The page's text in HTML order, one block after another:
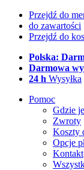
Przejdź do
do zawartości
Przejdź do
Polska:
Darmowa
24 h Wysyłka
Pomoc
Gdzie
Zwroty
Koszty
Opcje
Kontakt